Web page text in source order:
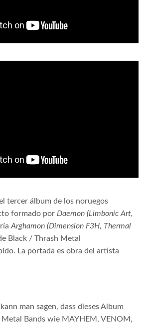
tercer álbum de los noruegos
formado por Daemon (Limbonic Art,
Arghamon (Dimension F3H, Thermal
Black / Thrash Metal
La portada es obra del artista
man sagen, dass dieses Album
Metal Bands wie MAYHEM, VENOM,